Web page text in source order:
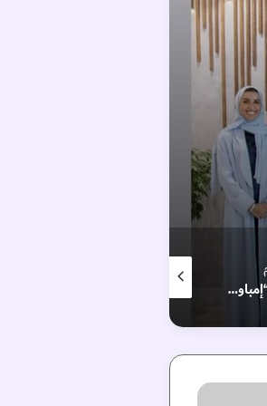
468 مليون درهم أرباح “إمباور” في النصف الأول بنمو 16.2%